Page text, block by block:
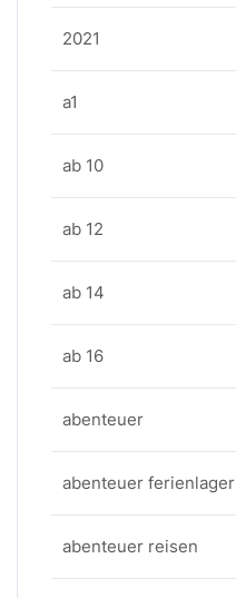
2021
a1
ab 10
ab 12
ab 14
ab 16
abenteuer
abenteuer ferienlager
abenteuer reisen